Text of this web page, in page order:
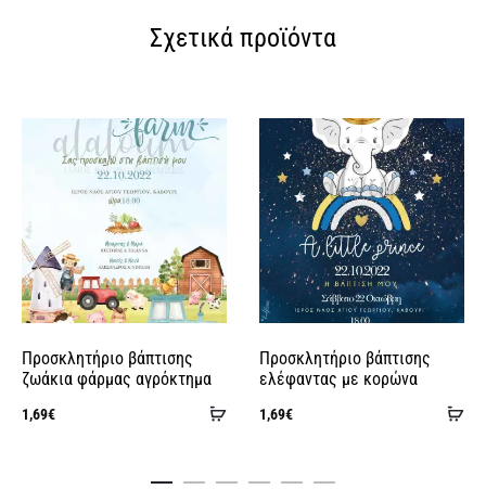
v
e
:
Σχετικά προϊόντα
Προσθήκη
καλάθι
Προσκλητήριο βάπτισης
ζωάκια φάρμας αγρόκτημα
1,69€
Προσκλητήριο βάπτισης
ελέφαντας με κορώνα
1,69€